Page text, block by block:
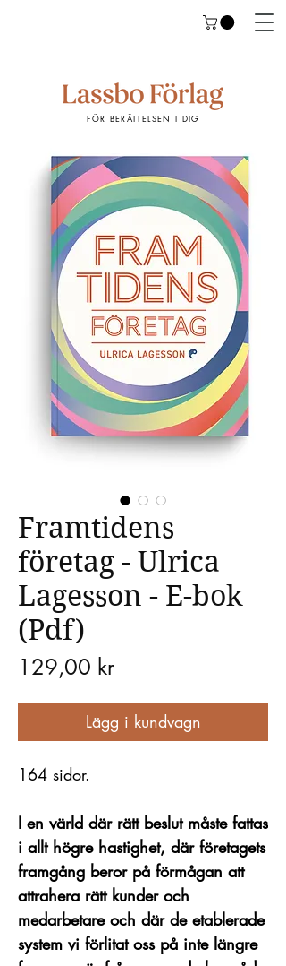
FÖR BERÄTTELSEN I DIG
Framtidens
företag - Ulrica
Lagesson - E-bok
(Pdf)
129,00 krPris
Lägg i kundvagn
164 sidor.
I en värld där rätt beslut måste fattas
i allt högre hastighet, där företagets
framgång beror på förmågan att
attrahera rätt kunder och
medarbetare och där de etablerade
system vi förlitat oss på inte längre